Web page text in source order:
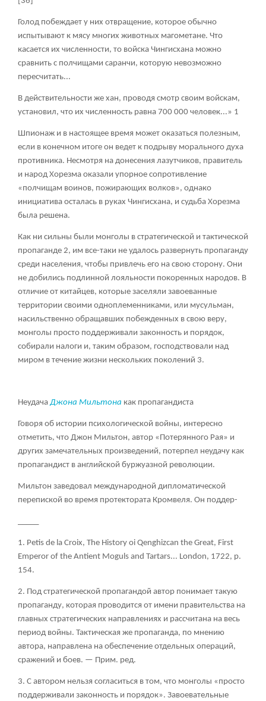
Голод побеждает у них отвращение, которое обычно
испытывают к мясу многих животных магометане. Что
касается их численности, то войска Чингисхана можно
сравнить с полчищами саранчи, которую невозможно
пересчитать...
В действительности же хан, проводя смотр своим войскам,
установил, что их численность равна 700 000 человек...» 1
Шпионаж и в настоящее время может оказаться полезным,
если в конечном итоге он ведет к подрыву морального духа
противника. Несмотря на донесения лазутчиков, правитель
и народ Хорезма оказали упорное сопротивление
«полчищам воинов, пожирающих волков», однако
инициатива осталась в руках Чингисхана, и судьба Хорезма
была решена.
Как ни сильны были монголы в стратегической и тактической
пропаганде 2, им все-таки не удалось развернуть пропаганду
среди населения, чтобы привлечь его на свою сторону. Они
не добились подлинной лояльности покоренных народов. В
отличие от китайцев, которые заселяли завоеванные
территории своими одноплеменниками, или мусульман,
насильственно обращавших побежденных в свою веру,
монголы просто поддерживали законность и порядок,
собирали налоги и, таким образом, господствовали над
миром в течение жизни нескольких поколений 3.
Неудача Джона Мильтона как пропагандиста
Говоря об истории психологической войны, интересно
отметить, что Джон Мильтон, автор «Потерянного Рая» и
других замечательных произведений, потерпел неудачу как
пропагандист в английской буржуазной революции.
Мильтон заведовал международной дипломатической
перепиской во время протектората Кромвеля. Он поддер-
1. Реtis de la Croix, The History oi Qenghizcan the Great, First
Emperor of the Antient Moguls and Tartars... London, 1722, p.
154.
2. Под стратегической пропагандой автор понимает такую
пропаганду, которая проводится от имени правительства на
главных стратегических направлениях и рассчитана на весь
период войны. Тактическая же пропаганда, по мнению
автора, направлена на обеспечение отдельных операций,
сражений и боев. — Прим. ред.
3. С автором нельзя согласиться в том, что монголы «просто
поддерживали законность и порядок». Завоевательные